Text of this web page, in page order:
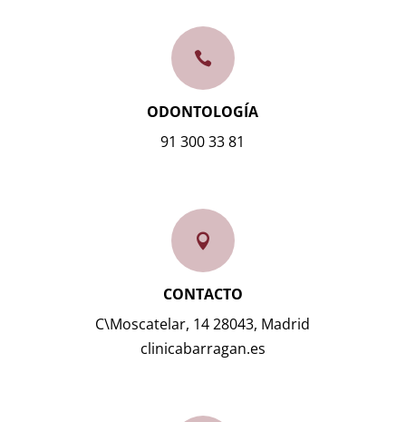

ODONTOLOGÍA
91 300 33 81

CONTACTO
C\Moscatelar, 14 28043, Madrid
clinicabarragan.es